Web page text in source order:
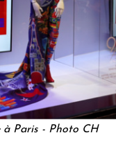
à Paris - Photo CH